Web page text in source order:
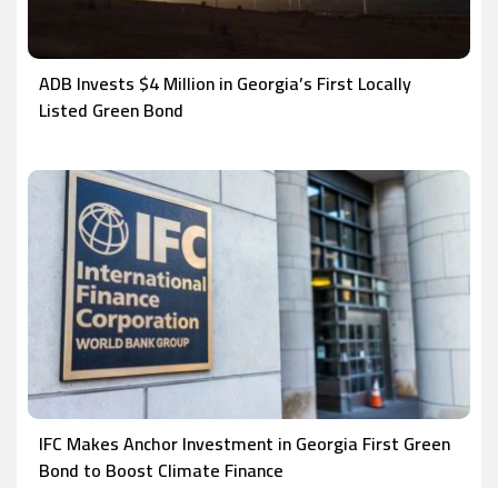
ADB Invests $4 Million in Georgia’s First Locally
Listed Green Bond
IFC Makes Anchor Investment in Georgia First Green
Bond to Boost Climate Finance